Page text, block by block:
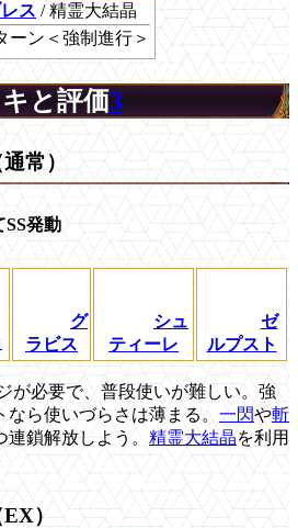
ス / 精霊大結晶
ーン＜強制進行＞
と評価3
常）
発動
グ
ラビス
シュ
ティーレ
ゼ
ルプスト
が必要で、普段使いが難しい。強
ら使いづらさは薄まる。 一閃や斬
鎖解放しよう。 精霊大結晶を利用
）